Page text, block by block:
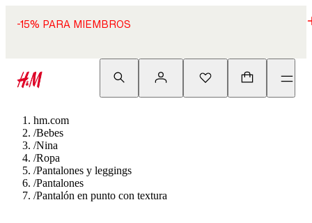
-15% PARA MIEMBROS
hm.com
/Bebes
/Nina
/Ropa
/Pantalones y leggings
/Pantalones
/Pantalón en punto con textura